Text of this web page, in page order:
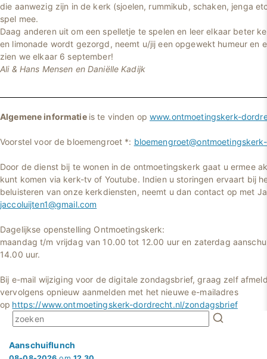
die aanwezig zijn in de kerk (sjoelen, rummikub, schaken, jenga
spel mee.
Daag anderen uit om een spelletje te spelen en leer elkaar beter
en limonade wordt gezorgd, neemt u/jij een opgewekt humeur en
zien we elkaar 6 september!
Ali & Hans Mensen en Daniëlle Kadijk
Algemene informatie is te vinden opwww.ontmoetingskerk-
Voorstel voor de bloemengroet *:
Door de dienst bij te wonen in de ontmoetingskerk gaat u ermee
kunt komen via kerk-tv of Youtube. Indien u storingen ervaart bij
beluisteren van onze kerkdiensten, neemt u dan contact op met
jaccoluijten1@gmail.com
Dagelijkse openstelling Ontmoetingskerk:
maandag t/m vrijdag van 10.00 tot 12.00 uur en zaterdag
14.00 uur.
Bij e-mail wijziging voor de digitale zondagsbrief, graag zelf
vervolgens opnieuw aanmelden met het nieuwe e-mailadres
op https://www.ontmoetingskerk-dordrecht.nl/zondagsbrief
Aanschuiflunch